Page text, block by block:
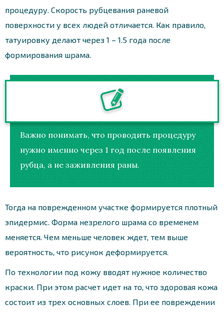
процедуру. Скорость рубцевания раневой
поверхности у всех людей отличается. Как правило,
татуировку делают через 1 – 1.5 года после
формирования шрама.
Важно понимать, что проводить процедуру
нужно именно через 1 год после появления
рубца, а не заживления раны.
Тогда на поврежденном участке формируется плотный
эпидермис. Форма незрелого шрама со временем
меняется. Чем меньше человек ждет, тем выше
вероятность, что рисунок деформируется.
По технологии под кожу вводят нужное количество
краски. При этом расчет идет на то, что здоровая кожа
состоит из трех основных слоев. При ее повреждении